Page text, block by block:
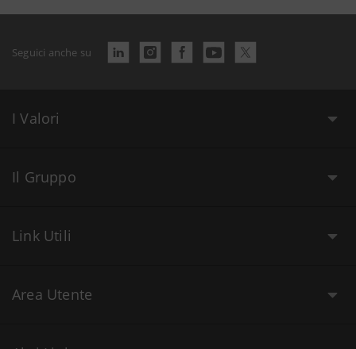
Seguici anche su
I Valori
Il Gruppo
Link Utili
Area Utente